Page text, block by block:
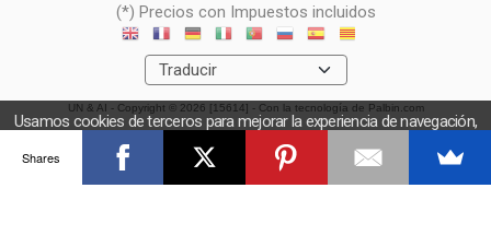
(*) Precios con Impuestos incluidos
UN & AI - Copyright © 2026 [15614] - Con la tecnología de Palbin.com
Usamos cookies de terceros para mejorar la experiencia de navegación,
y obtener estadísticas anónimas. Si continúa navegando consideramos
que acepta el uso de cookies.
OK Más información
Shares